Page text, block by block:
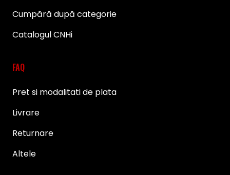
Cumpără după categorie
Catalogul CNHi
FAQ
Pret si modalitati de plata
Livrare
Returnare
Altele